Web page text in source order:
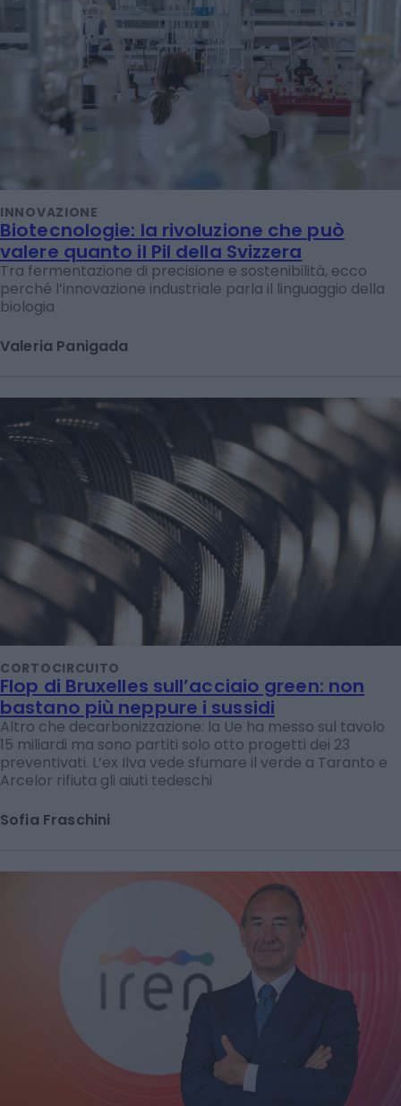
INNOVAZIONE
Biotecnologie: la rivoluzione che può
valere quanto il Pil della Svizzera
Tra fermentazione di precisione e sostenibilità, ecco
perché l’innovazione industriale parla il linguaggio della
biologia
Valeria Panigada
CORTOCIRCUITO
Flop di Bruxelles sull’acciaio green: non
bastano più neppure i sussidi
Altro che decarbonizzazione: la Ue ha messo sul tavolo
15 miliardi ma sono partiti solo otto progetti dei 23
preventivati. L’ex Ilva vede sfumare il verde a Taranto e
Arcelor rifiuta gli aiuti tedeschi
Sofia Fraschini